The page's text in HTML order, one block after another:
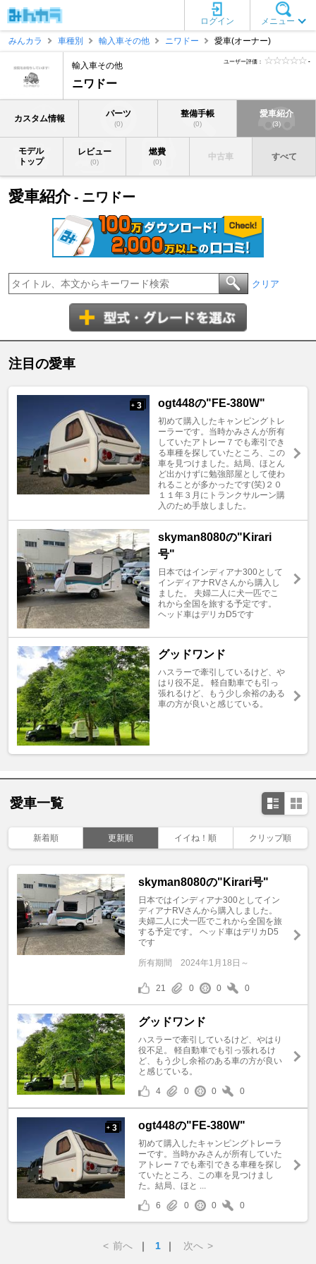
メニュー
ログイン
みんカラ
車種別 輸入車その他 ニワドー 愛車(オーナー)
輸入車その他
ニワドー
ユーザー評価： -
カスタム情報 パーツ
(0)
整備手帳
(0)
愛車紹介
(3)
モデル
トップ
レビュー
(0)
燃費
(0)
中古車 すべて
愛車紹介- ニワドー
クリア
注目の愛車
+ 3 ogt448の"FE-380W"
初めて購入したキャンピングトレ
ーラーです。当時かみさんが所有
していたアトレー７でも牽引でき
る車種を探していたところ、この
車を見つけました。結局、ほとん
ど出かけずに勉強部屋として使わ
れることが多かったです(笑)２０
１１年３月にトランクサルーン購
入のため手放しました。
skyman8080の"Kirari
号"
日本ではインディアナ300として
インディアナRVさんから購入し
ました。 夫婦二人に犬一匹でこ
れから全国を旅する予定です。
ヘッド車はデリカD5です
グッドワンド
ハスラーで牽引しているけど、や
はり役不足。 軽自動車でも引っ
張れるけど、もう少し余裕のある
車の方が良いと感じている。
愛車一覧
新着順 更新順 イイね！順 クリップ順
skyman8080の"Kirari号"
日本ではインディアナ300としてイン
ディアナRVさんから購入しました。
夫婦二人に犬一匹でこれから全国を旅
する予定です。 ヘッド車はデリカD5
です
所有期間 2024年1月18日～
21 0 0 0
グッドワンド
ハスラーで牽引しているけど、やはり
役不足。 軽自動車でも引っ張れるけ
ど、もう少し余裕のある車の方が良い
と感じている。
4
0 0 0
+ 3 ogt448の"FE-380W"
初めて購入したキャンピングトレーラ
ーです。当時かみさんが所有していた
アトレー７でも牽引できる車種を探し
ていたところ、この車を見つけまし
た。結局、ほと ...
6
0 0 0
< 前へ ｜ 1 ｜ 次へ >